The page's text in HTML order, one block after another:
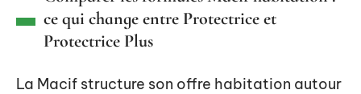
ce qui change entre Protectrice et
Protectrice Plus
La Macif structure son offre habitation autour